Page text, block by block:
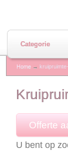
Categorie
Home →
Offerte
U bent op